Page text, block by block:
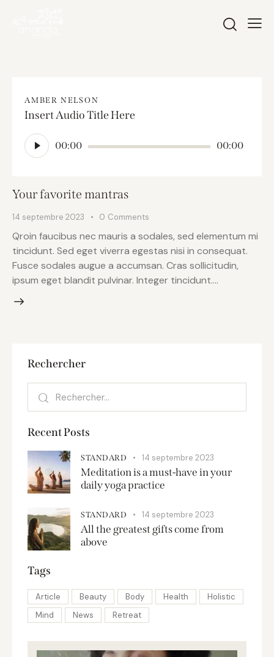
AMBER NELSON
Insert Audio Title Here
Lecteur
audio 00:00 00:00
Your favorite mantras
14 septembre 2023 0 Comments
Qroin faucibus nec mauris a sodales, sed elementum mi
tincidunt. Sed eget viverra egestas nisi in consequat.
Fusce sodales augue a accumsan. Cras sollicitudin,
ipsum eget blandit pulvinar. Integer tincidunt.…
Rechercher
Recent Posts
STANDARD 14 septembre 2023
Meditation is a must-have in your
daily yoga practice
STANDARD 14 septembre 2023
All the greatest gifts come from
above
Tags
Article Beauty Body Health
Holistic
Mind
News Retreat